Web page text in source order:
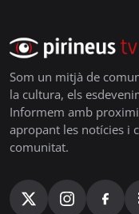
Som un mitjà de
la cultura, els
Informem amb
apropant les notícies i
comunitat.